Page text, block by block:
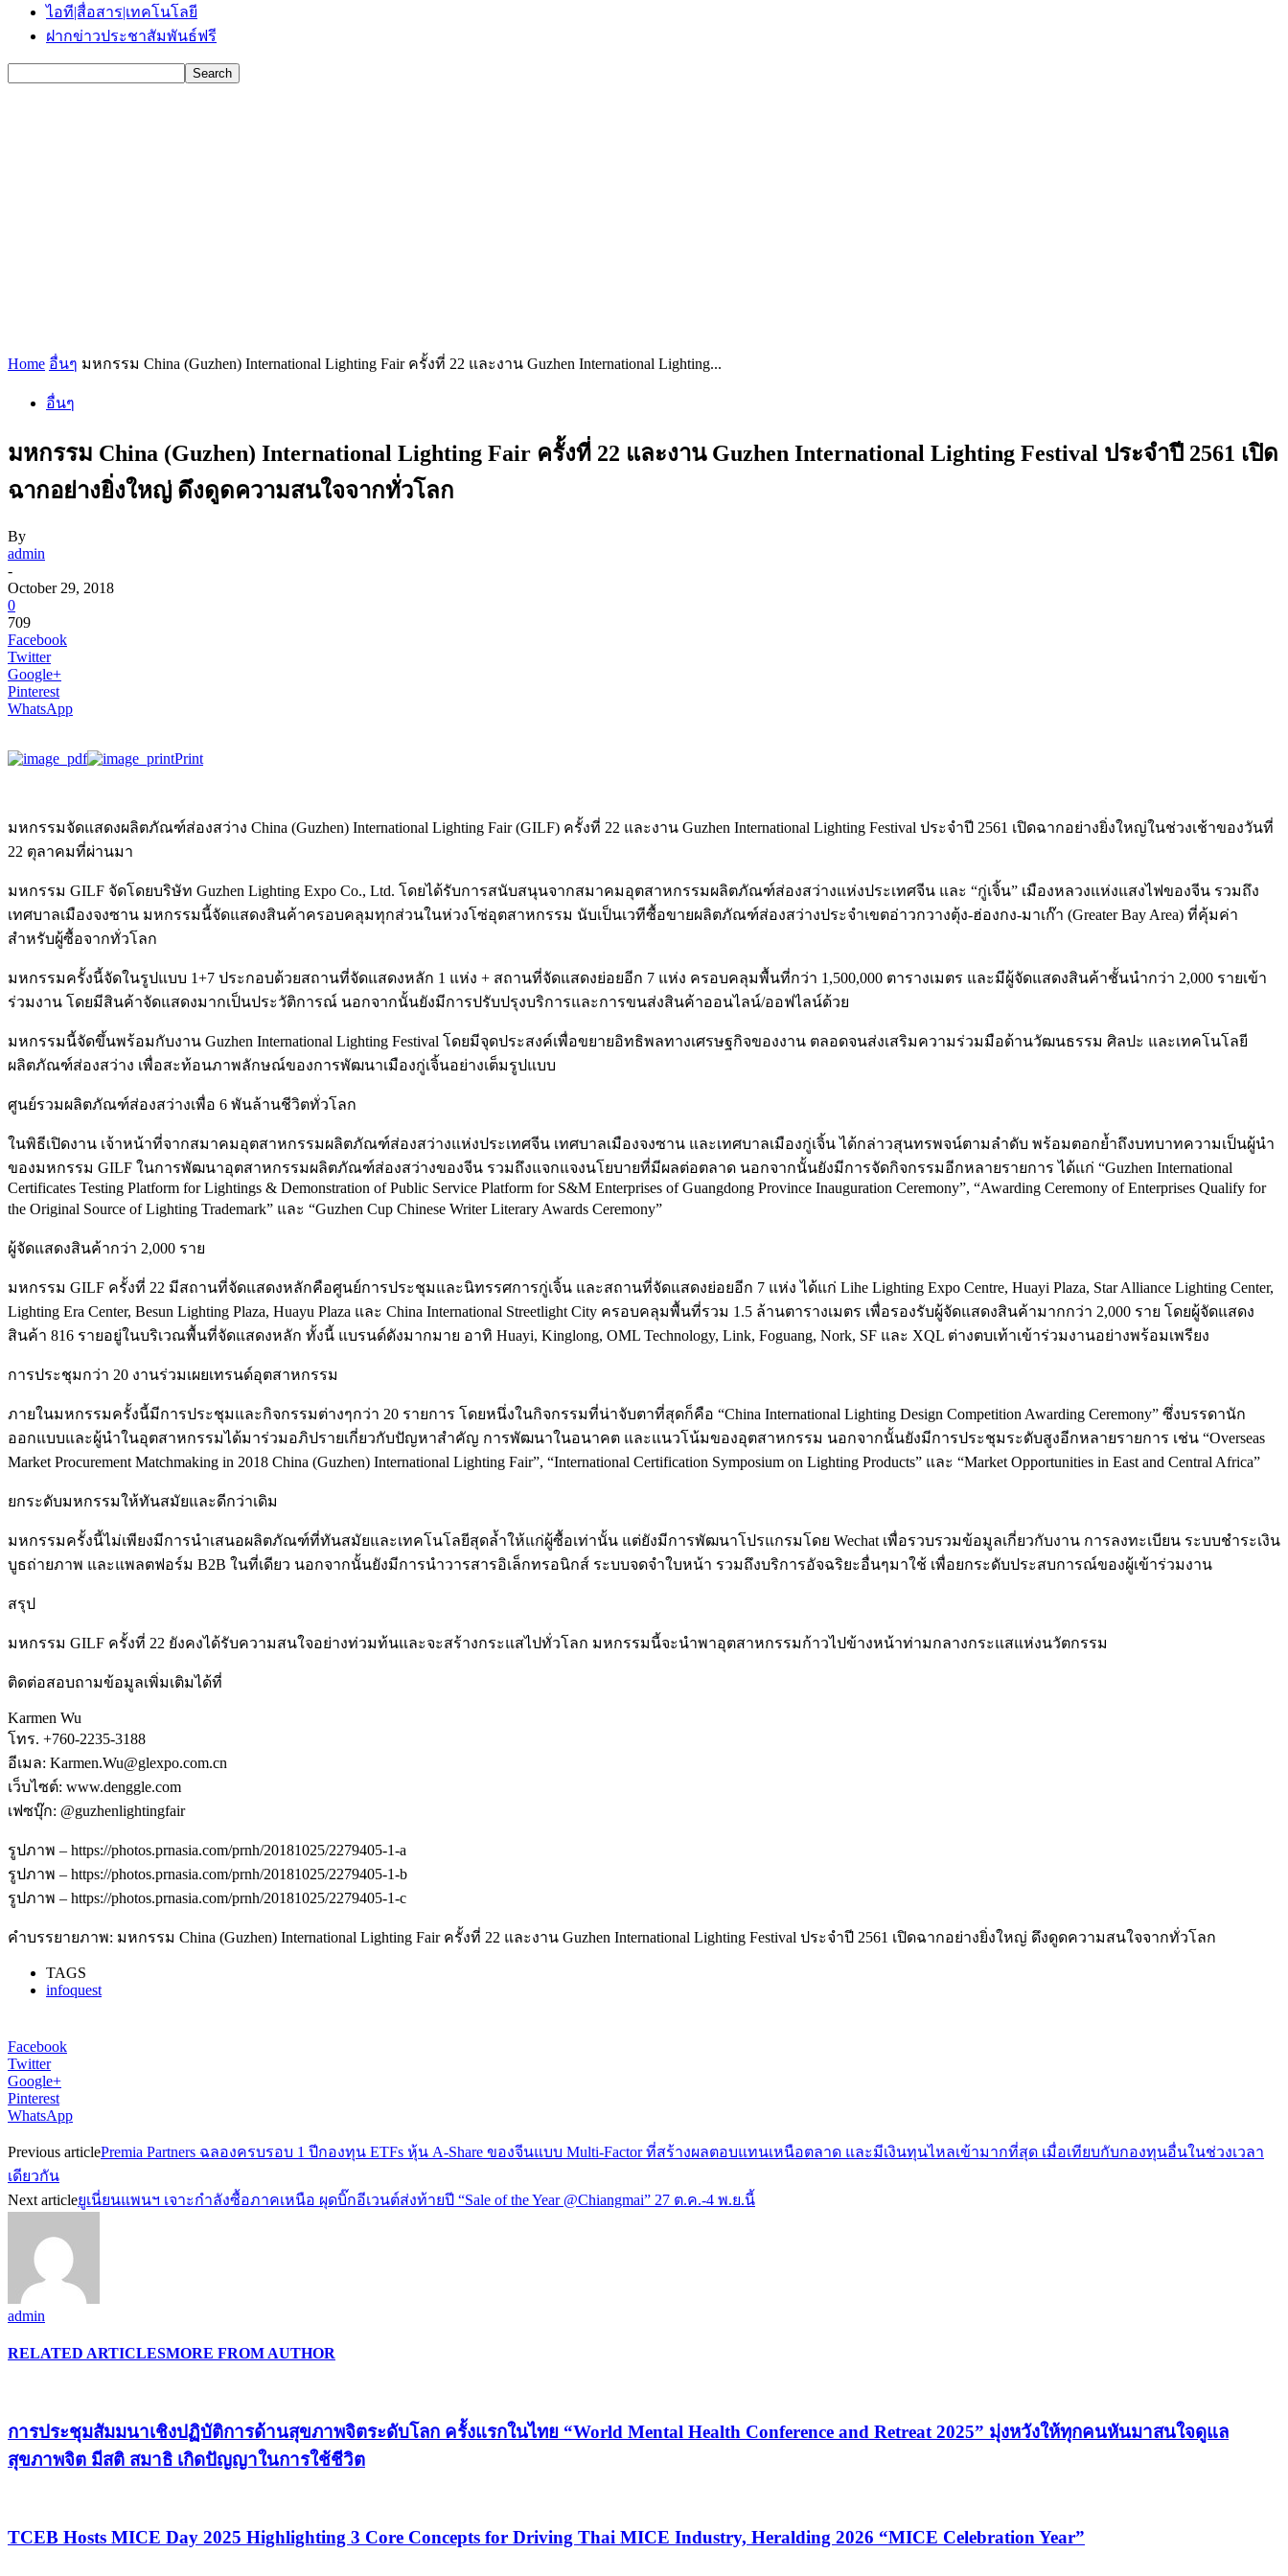
ไอที|สื่อสาร|เทคโนโลยี
ฝากข่าวประชาสัมพันธ์ฟรี
Home อื่นๆ มหกรรม China (Guzhen) International Lighting Fair ครั้งที่ 22 และงาน Guzhen International Lighting...
อื่นๆ
มหกรรม China (Guzhen) International Lighting Fair ครั้งที่ 22 และงาน Guzhen International Lighting Festival ประจำปี 2561 เปิด
ฉากอย่างยิ่งใหญ่ ดึงดูดความสนใจจากทั่วโลก
By
admin
-
October 29, 2018
0
709
Facebook
Twitter
Google+
Pinterest
WhatsApp
Print
มหกรรมจัดแสดงผลิตภัณฑ์ส่องสว่าง China (Guzhen) International Lighting Fair (GILF) ครั้งที่ 22 และงาน Guzhen International Lighting Festival ประจำปี 2561 เปิดฉากอย่างยิ่งใหญ่ในช่วงเช้าของวันที่
22 ตุลาคมที่ผ่านมา
มหกรรม GILF จัดโดยบริษัท Guzhen Lighting Expo Co., Ltd. โดยได้รับการสนับสนุนจากสมาคมอุตสาหกรรมผลิตภัณฑ์ส่องสว่างแห่งประเทศจีน และ “กู่เจิ้น” เมืองหลวงแห่งแสงไฟของจีน รวมถึง
เทศบาลเมืองจงซาน มหกรรมนี้จัดแสดงสินค้าครอบคลุมทุกส่วนในห่วงโซ่อุตสาหกรรม นับเป็นเวทีซื้อขายผลิตภัณฑ์ส่องสว่างประจำเขตอ่าวกวางตุ้ง-ฮ่องกง-มาเก๊า (Greater Bay Area) ที่คุ้มค่า
สำหรับผู้ซื้อจากทั่วโลก
มหกรรมครั้งนี้จัดในรูปแบบ 1+7 ประกอบด้วยสถานที่จัดแสดงหลัก 1 แห่ง + สถานที่จัดแสดงย่อยอีก 7 แห่ง ครอบคลุมพื้นที่กว่า 1,500,000 ตารางเมตร และมีผู้จัดแสดงสินค้าชั้นนำกว่า 2,000 รายเข้า
ร่วมงาน โดยมีสินค้าจัดแสดงมากเป็นประวัติการณ์ นอกจากนั้นยังมีการปรับปรุงบริการและการขนส่งสินค้าออนไลน์/ออฟไลน์ด้วย
มหกรรมนี้จัดขึ้นพร้อมกับงาน Guzhen International Lighting Festival โดยมีจุดประสงค์เพื่อขยายอิทธิพลทางเศรษฐกิจของงาน ตลอดจนส่งเสริมความร่วมมือด้านวัฒนธรรม ศิลปะ และเทคโนโลยี
ผลิตภัณฑ์ส่องสว่าง เพื่อสะท้อนภาพลักษณ์ของการพัฒนาเมืองกู่เจิ้นอย่างเต็มรูปแบบ
ศูนย์รวมผลิตภัณฑ์ส่องสว่างเพื่อ 6 พันล้านชีวิตทั่วโลก
ในพิธีเปิดงาน เจ้าหน้าที่จากสมาคมอุตสาหกรรมผลิตภัณฑ์ส่องสว่างแห่งประเทศจีน เทศบาลเมืองจงซาน และเทศบาลเมืองกู่เจิ้น ได้กล่าวสุนทรพจน์ตามลำดับ พร้อมตอกย้ำถึงบทบาทความเป็นผู้นำ
ของมหกรรม GILF ในการพัฒนาอุตสาหกรรมผลิตภัณฑ์ส่องสว่างของจีน รวมถึงแจกแจงนโยบายที่มีผลต่อตลาด นอกจากนั้นยังมีการจัดกิจกรรมอีกหลายรายการ ได้แก่ “Guzhen International
Certificates Testing Platform for Lightings & Demonstration of Public Service Platform for S&M Enterprises of Guangdong Province Inauguration Ceremony”, “Awarding Ceremony of Enterprises Qualify for
the Original Source of Lighting Trademark” และ “Guzhen Cup Chinese Writer Literary Awards Ceremony”
ผู้จัดแสดงสินค้ากว่า 2,000 ราย
มหกรรม GILF ครั้งที่ 22 มีสถานที่จัดแสดงหลักคือศูนย์การประชุมและนิทรรศการกู่เจิ้น และสถานที่จัดแสดงย่อยอีก 7 แห่ง ได้แก่ Lihe Lighting Expo Centre, Huayi Plaza, Star Alliance Lighting Center,
Lighting Era Center, Besun Lighting Plaza, Huayu Plaza และ China International Streetlight City ครอบคลุมพื้นที่รวม 1.5 ล้านตารางเมตร เพื่อรองรับผู้จัดแสดงสินค้ามากกว่า 2,000 ราย โดยผู้จัดแสดง
สินค้า 816 รายอยู่ในบริเวณพื้นที่จัดแสดงหลัก ทั้งนี้ แบรนด์ดังมากมาย อาทิ Huayi, Kinglong, OML Technology, Link, Foguang, Nork, SF และ XQL ต่างตบเท้าเข้าร่วมงานอย่างพร้อมเพรียง
การประชุมกว่า 20 งานร่วมเผยเทรนด์อุตสาหกรรม
ภายในมหกรรมครั้งนี้มีการประชุมและกิจกรรมต่างๆกว่า 20 รายการ โดยหนึ่งในกิจกรรมที่น่าจับตาที่สุดก็คือ “China International Lighting Design Competition Awarding Ceremony” ซึ่งบรรดานัก
ออกแบบและผู้นำในอุตสาหกรรมได้มาร่วมอภิปรายเกี่ยวกับปัญหาสำคัญ การพัฒนาในอนาคต และแนวโน้มของอุตสาหกรรม นอกจากนั้นยังมีการประชุมระดับสูงอีกหลายรายการ เช่น “Overseas
Market Procurement Matchmaking in 2018 China (Guzhen) International Lighting Fair”, “International Certification Symposium on Lighting Products” และ “Market Opportunities in East and Central Africa”
ยกระดับมหกรรมให้ทันสมัยและดีกว่าเดิม
มหกรรมครั้งนี้ไม่เพียงมีการนำเสนอผลิตภัณฑ์ที่ทันสมัยและเทคโนโลยีสุดล้ำให้แก่ผู้ซื้อเท่านั้น แต่ยังมีการพัฒนาโปรแกรมโดย Wechat เพื่อรวบรวมข้อมูลเกี่ยวกับงาน การลงทะเบียน ระบบชำระเงิน
บูธถ่ายภาพ และแพลตฟอร์ม B2B ในที่เดียว นอกจากนั้นยังมีการนำวารสารอิเล็กทรอนิกส์ ระบบจดจำใบหน้า รวมถึงบริการอัจฉริยะอื่นๆมาใช้ เพื่อยกระดับประสบการณ์ของผู้เข้าร่วมงาน
สรุป
มหกรรม GILF ครั้งที่ 22 ยังคงได้รับความสนใจอย่างท่วมท้นและจะสร้างกระแสไปทั่วโลก มหกรรมนี้จะนำพาอุตสาหกรรมก้าวไปข้างหน้าท่ามกลางกระแสแห่งนวัตกรรม
ติดต่อสอบถามข้อมูลเพิ่มเติมได้ที่
Karmen Wu
โทร. +760-2235-3188
อีเมล: Karmen.Wu@glexpo.com.cn
เว็บไซต์: www.denggle.com
เฟซบุ๊ก: @guzhenlightingfair
รูปภาพ – https://photos.prnasia.com/prnh/20181025/2279405-1-a
รูปภาพ – https://photos.prnasia.com/prnh/20181025/2279405-1-b
รูปภาพ – https://photos.prnasia.com/prnh/20181025/2279405-1-c
คำบรรยายภาพ: มหกรรม China (Guzhen) International Lighting Fair ครั้งที่ 22 และงาน Guzhen International Lighting Festival ประจำปี 2561 เปิดฉากอย่างยิ่งใหญ่ ดึงดูดความสนใจจากทั่วโลก
TAGS
infoquest
Facebook
Twitter
Google+
Pinterest
WhatsApp
Previous articlePremia Partners ฉลองครบรอบ 1 ปีกองทุน ETFs หุ้น A-Share ของจีนแบบ Multi-Factor ที่สร้างผลตอบแทนเหนือตลาด และมีเงินทุนไหลเข้ามากที่สุด เมื่อเทียบกับกองทุนอื่นในช่วงเวลา
เดียวกัน
Next articleยูเนี่ยนแพนฯ เจาะกำลังซื้อภาคเหนือ ผุดบิ๊กอีเวนต์ส่งท้ายปี “Sale of the Year @Chiangmai” 27 ต.ค.-4 พ.ย.นี้
admin
RELATED ARTICLESMORE FROM AUTHOR
การประชุมสัมมนาเชิงปฏิบัติการด้านสุขภาพจิตระดับโลก ครั้งแรกในไทย “World Mental Health Conference and Retreat 2025” มุ่งหวังให้ทุกคนหันมาสนใจดูแล
สุขภาพจิต มีสติ สมาธิ เกิดปัญญาในการใช้ชีวิต
TCEB Hosts MICE Day 2025 Highlighting 3 Core Concepts for Driving Thai MICE Industry, Heralding 2026 “MICE Celebration Year”